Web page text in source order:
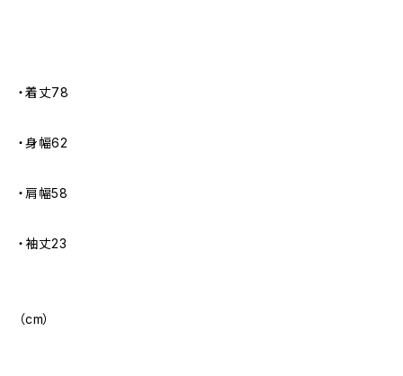
・着丈78
・身幅62
・肩幅58
・袖丈23
（cm）